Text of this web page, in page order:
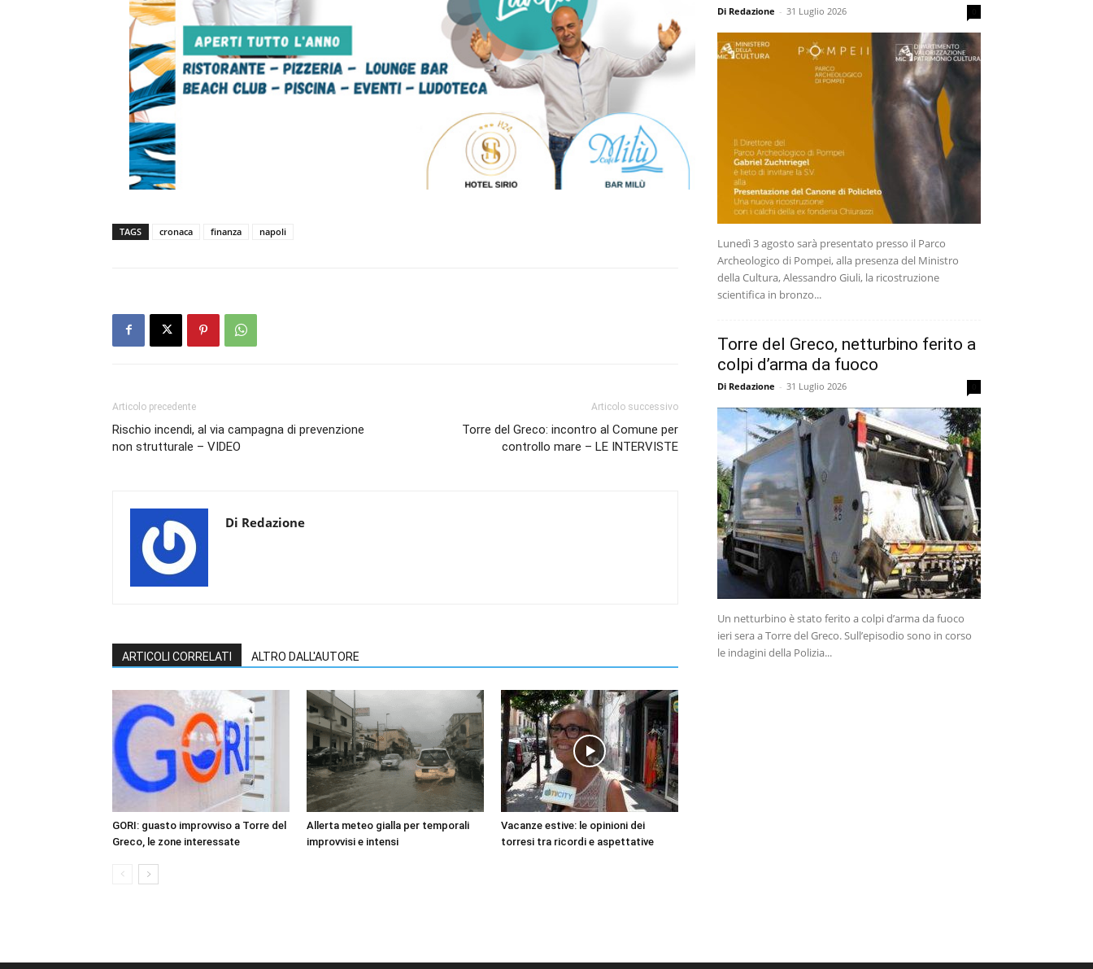
TAGS cronaca finanza napoli
Articolo precedente
Rischio incendi, al via campagna di prevenzione
non strutturale – VIDEO
Articolo successivo
Torre del Greco: incontro al Comune per
controllo mare – LE INTERVISTE
Di Redazione
ARTICOLI CORRELATI ALTRO DALL'AUTORE
GORI: guasto improvviso a Torre del
Greco, le zone interessate
Allerta meteo gialla per temporali
improvvisi e intensi
Vacanze estive: le opinioni dei
torresi tra ricordi e aspettative
Di Redazione - 31 Luglio 2026
Lunedì 3 agosto sarà presentato presso il Parco
Archeologico di Pompei, alla presenza del Ministro
della Cultura, Alessandro Giuli, la ricostruzione
scientifica in bronzo...
Torre del Greco, netturbino ferito a
colpi d’arma da fuoco
Di Redazione - 31 Luglio 2026
Un netturbino è stato ferito a colpi d’arma da fuoco
ieri sera a Torre del Greco. Sull’episodio sono in corso
le indagini della Polizia...